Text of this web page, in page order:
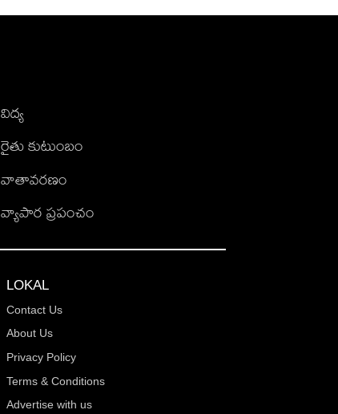
విద్య
రైతు కుటుంబం
వాతావరణం
వ్యాపార ప్రపంచం
LOKAL
Contact Us
About Us
Privacy Policy
Terms & Conditions
Advertise with us